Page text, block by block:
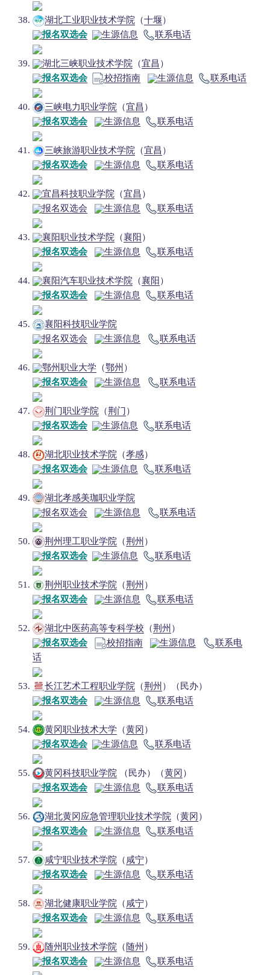
湖北工业职业技术学院 （十堰）
报名双选会
生源信息 联系电话
湖北三峡职业技术学院 （宜昌 ）
报名双选会
校招指南 生源信息 联系电话
三峡电力职业学院 （宜昌 ）
报名双选会
生源信息 联系电话
三峡旅游职业技术学院 （宜昌 ）
报名双选会
生源信息 联系电话
宜昌科技职业学院 （宜昌 ）
报名双选会
生源信息 联系电话
襄阳职业技术学院 （襄阳 ）
报名双选会
生源信息 联系电话
襄阳汽车职业技术学院 （襄阳 ）
报名双选会
生源信息 联系电话
襄阳科技职业学院
报名双选会
生源信息 联系电话
鄂州职业大学 （鄂州 ）
报名双选会
生源信息 联系电话
荆门职业学院 （荆门 ）
报名双选会
生源信息 联系电话
湖北职业技术学院 （孝感）
报名双选会
生源信息 联系电话
湖北孝感美珈职业学院
报名双选会
生源信息 联系电话
荆州理工职业学院 （荆州 ）
报名双选会
生源信息 联系电话
荆州职业技术学院 （荆州 ）
报名双选会
生源信息 联系电话
湖北中医药高等专科学校 （荆州 ）
报名双选会
校招指南 生源信息
联系电
话
长江艺术工程职业学院 （荆州 ）（民办）
报名双选会
生源信息 联系电话
黄冈职业技术大学 （黄冈 ）
报名双选会
生源信息 联系电话
黄冈科技职业学院 （民办）（黄冈 ）
报名双选会
生源信息 联系电话
湖北黄冈应急管理职业技术学院 （黄冈 ）
报名双选会
生源信息 联系电话
咸宁职业技术学院 （ 咸宁）
报名双选会
生源信息 联系电话
湖北健康职业学院 （ 咸宁）
报名双选会
生源信息 联系电话
随州职业技术学院 （ 随州 ）
报名双选会
生源信息 联系电话